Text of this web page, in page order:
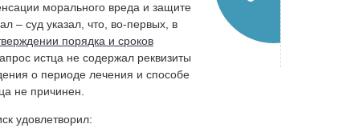
морального вреда и защите
– суд указал, что, во-первых, в
порядка и сроков
истца не содержал реквизиты
о периоде лечения и способе
не причинен.
удовлетворил: